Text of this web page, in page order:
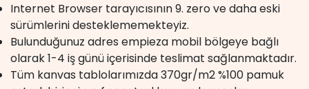
Internet Browser tarayıcısının 9. zero ve daha eski
sürümlerini desteklememekteyiz.
Bulunduğunuz adres empieza mobil bölgeye bağlı
olarak 1-4 iş günü içerisinde teslimat sağlanmaktadır.
Tüm kanvas tablolarımızda 370gr/m2 %100 pamuk